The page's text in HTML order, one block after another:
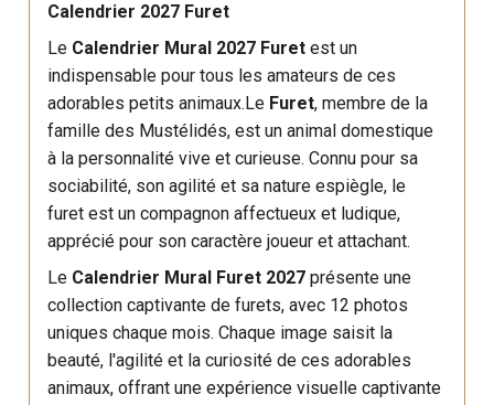
Calendrier 2027 Furet
Le Calendrier Mural 2027 Furet est un
indispensable pour tous les amateurs de ces
adorables petits animaux.Le Furet, membre de la
famille des Mustélidés, est un animal domestique
à la personnalité vive et curieuse. Connu pour sa
sociabilité, son agilité et sa nature espiègle, le
furet est un compagnon affectueux et ludique,
apprécié pour son caractère joueur et attachant.
Le Calendrier Mural Furet 2027 présente une
collection captivante de furets, avec 12 photos
uniques chaque mois. Chaque image saisit la
beauté, l'agilité et la curiosité de ces adorables
animaux, offrant une expérience visuelle captivante